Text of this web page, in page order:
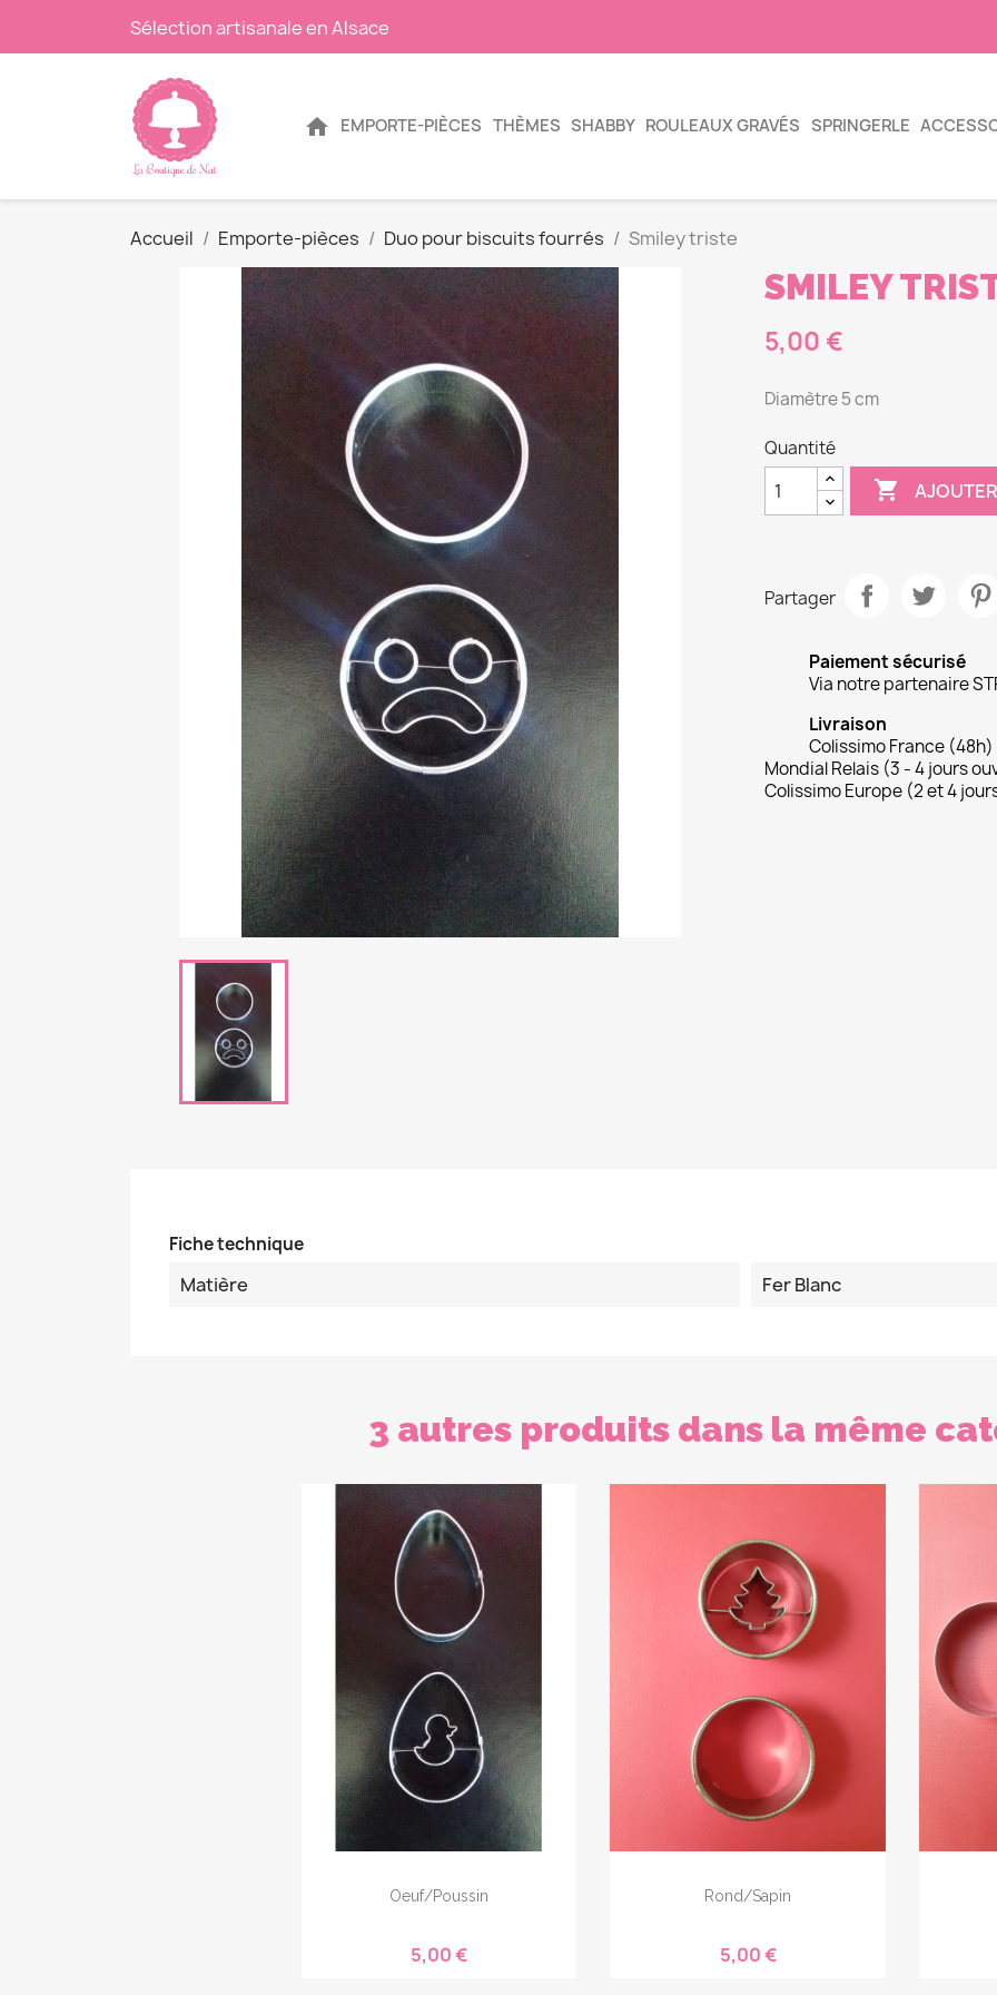
Sélection artisanale en Alsace
home EMPORTE-PIÈCES THÈMES SHABBY ROULEAUX GRAVÉS SPRINGERLE
Accueil Emporte-pièces Duo pour biscuits fourrés Smiley triste
SMILEY
5,00 €
Diamètre 5 cm
Quantité

Partager
Paiement sécurisé
Via notre partenaire
Livraison
Colissimo France (48h)
Mondial Relais (3 - 4 jours
Colissimo Europe (2 et 4
Fiche technique
Matière Fer Blanc
3 autres produits dans la même
Oeuf/poussin
5,00 €
Rond/sapin
5,00 €